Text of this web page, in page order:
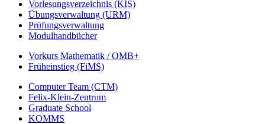
Vorlesungsverzeichnis (KIS)
Übungsverwaltung (URM)
Prüfungsverwaltung
Modulhandbücher
Vorkurs Mathematik / OMB+
Früheinstieg (FiMS)
Computer Team (CTM)
Felix-Klein-Zentrum
Graduate School
KOMMS